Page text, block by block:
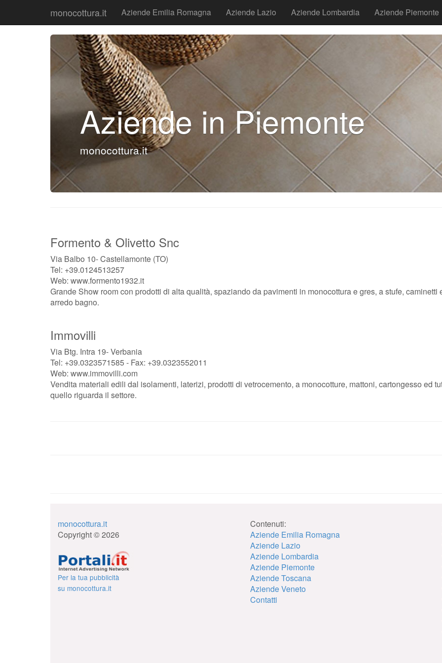
monocottura.it Aziende Emilia Romagna Aziende Lazio Aziende Lombardia Aziende Piemonte
Aziende in Piemonte
monocottura.it
Formento & Olivetto Snc
Via Balbo 10- Castellamonte (TO)
Tel: +39.0124513257
Web: www.formento1932.it
Grande Show room con prodotti di alta qualità, spaziando da pavimenti in monocottura e gres, a stufe, caminetti
arredo bagno.
Immovilli
Via Btg. Intra 19- Verbania
Tel: +39.0323571585 - Fax: +39.0323552011
Web: www.immovilli.com
Vendita materiali edili dal isolamenti, laterizi, prodotti di vetrocemento, a monocotture, mattoni, cartongesso ed
quello riguarda il settore.
monocottura.it
Copyright © 2026
Per la tua pubblicità
su monocottura.it
Contenuti:
Aziende Emilia Romagna
Aziende Lazio
Aziende Lombardia
Aziende Piemonte
Aziende Toscana
Aziende Veneto
Contatti